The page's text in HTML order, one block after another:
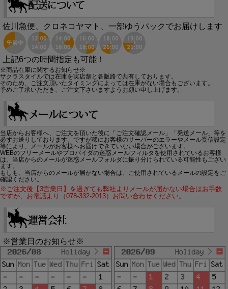
佐川急便、クロネコヤマト、一部ゆうパックでお届けします
上記6つの時間指定も可能！
※商品在庫に関するお知らせ※
サクラスタイルでは在庫を実店舗と各販路で共有しております。
そのため、ご注文頂いたタイミングによっては在庫がない場合もございます。
予めご了承いただき、ご注文下さいますようお願い申し上げます。
当店からお客様へ、ご注文を頂いた後に「ご注文確認メール」「発送メール」等を
必ずお送りしております。ですが稀にお客様のサーバーのエラーやメール受信設定
等により、メールがお客様へお届けできていない場合がございます。
WEBのフリーメールやプロバイダの迷惑メールフィルタを使用されているお客様
は、当店からのメールが迷惑メールフォルダに振り分けられている可能性もござい
ます。
もしも、当店からのメールが届かない場合は、ご使用されているメールの設定をご
確認ください。
※ご注文後【3営業日】を過ぎても弊社よりメールが届かない場合はお手数
ですが、お電話より（078-332-2013）お問い合わせください。
※営業日のお知らせ※